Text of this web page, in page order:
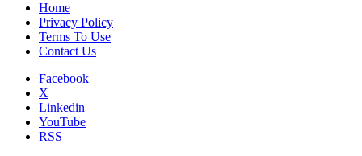
Home
Privacy Policy
Terms To Use
Contact Us
Facebook
X
Linkedin
YouTube
RSS